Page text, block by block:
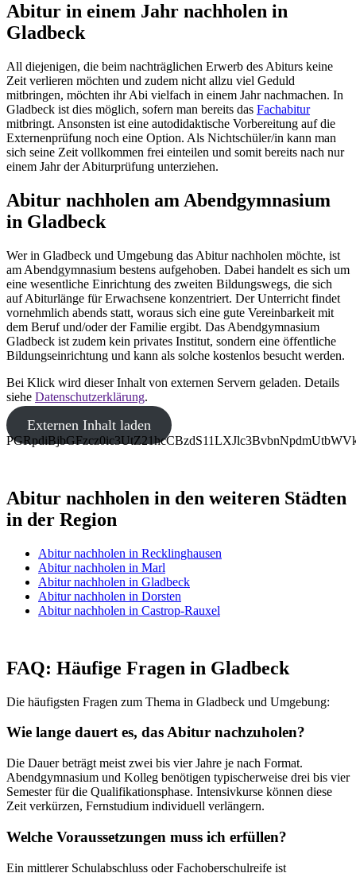
Abitur in einem Jahr nachholen in
Gladbeck
All diejenigen, die beim nachträglichen Erwerb des Abiturs keine
Zeit verlieren möchten und zudem nicht allzu viel Geduld
mitbringen, möchten ihr Abi vielfach in einem Jahr nachmachen. In
Gladbeck ist dies möglich, sofern man bereits das Fachabitur
mitbringt. Ansonsten ist eine autodidaktische Vorbereitung auf die
Externenprüfung noch eine Option. Als Nichtschüler/in kann man
sich seine Zeit vollkommen frei einteilen und somit bereits nach nur
einem Jahr der Abiturprüfung unterziehen.
Abitur nachholen am Abendgymnasium
in Gladbeck
Wer in Gladbeck und Umgebung das Abitur nachholen möchte, ist
am Abendgymnasium bestens aufgehoben. Dabei handelt es sich um
eine wesentliche Einrichtung des zweiten Bildungswegs, die sich
auf Abiturlänge für Erwachsene konzentriert. Der Unterricht findet
vornehmlich abends statt, woraus sich eine gute Vereinbarkeit mit
dem Beruf und/oder der Familie ergibt. Das Abendgymnasium
Gladbeck ist zudem kein privates Institut, sondern eine öffentliche
Bildungseinrichtung und kann als solche kostenlos besucht werden.
Bei Klick wird dieser Inhalt von externen Servern geladen. Details
siehe Datenschutzerklärung.
Externen Inhalt laden
Abitur nachholen in den weiteren Städten
in der Region
Abitur nachholen in Recklinghausen
Abitur nachholen in Marl
Abitur nachholen in Gladbeck
Abitur nachholen in Dorsten
Abitur nachholen in Castrop-Rauxel
FAQ: Häufige Fragen in Gladbeck
Die häufigsten Fragen zum Thema in Gladbeck und Umgebung:
Wie lange dauert es, das Abitur nachzuholen?
Die Dauer beträgt meist zwei bis vier Jahre je nach Format.
Abendgymnasium und Kolleg benötigen typischerweise drei bis vier
Semester für die Qualifikationsphase. Intensivkurse können diese
Zeit verkürzen, Fernstudium individuell verlängern.
Welche Voraussetzungen muss ich erfüllen?
Ein mittlerer Schulabschluss oder Fachoberschulreife ist